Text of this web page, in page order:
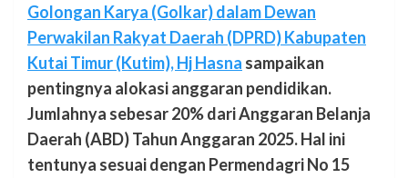
Golongan Karya (Golkar) dalam Dewan
Perwakilan Rakyat Daerah (DPRD) Kabupaten
Kutai Timur (Kutim), Hj Hasna sampaikan
pentingnya alokasi anggaran pendidikan.
Jumlahnya sebesar 20% dari Anggaran Belanja
Daerah (ABD) Tahun Anggaran 2025. Hal ini
tentunya sesuai dengan Permendagri No 15